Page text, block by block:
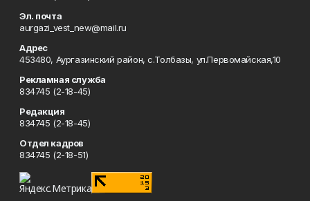
Эл. почта
aurgazi_vest_new@mail.ru
Адрес
453480, Аургазинский район, с.Толбазы, ул.Первомайская,10
Рекламная служба
834745 (2-18-45)
Редакция
834745 (2-18-45)
Отдел кадров
834745 (2-18-51)